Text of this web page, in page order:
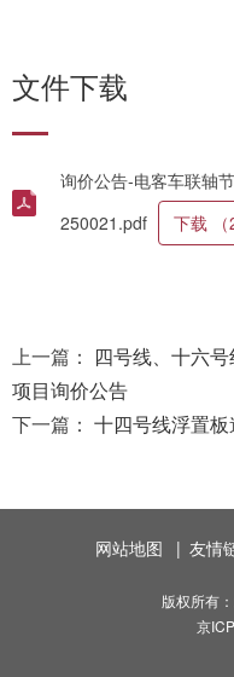
文件下载
询价公告-电客车联轴
250021.pdf
下载
上一篇： 四号线、十六
项目询价公告
下一篇： 十四号线浮置
网站地图 | 友情
版权所有
京